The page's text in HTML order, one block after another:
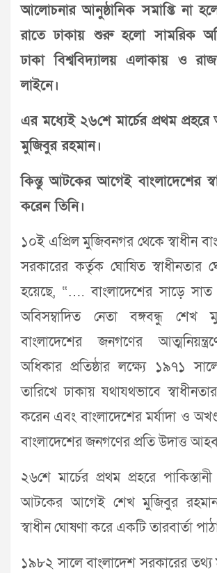
আলোচনার আনুষ্ঠানিক সমাপ্তি না
রাতে ঢাকায় শুরু হলো সামরিক
ঢাকা বিশ্ববিদ্যালয় এলাকায় ও
লাইনে।
এর মধ্যেই ২৬শে মার্চের প্রথম
মুজিবুর রহমান।
কিন্তু আটকের আগেই বাংলাদেশের
করেন তিনি।
১০ই এপ্রিল মুজিবনগর থেকে স্বাধীন
সরকারের কর্তৃক ঘোষিত স্বাধীনতার
হয়েছে, “…. বাংলাদেশের সাড়ে
অবিসম্বাদিত নেতা বঙ্গবন্ধু শেখ
বাংলাদেশের জনগণের
অধিকার প্রতিষ্ঠার লক্ষ্যে ১৯৭১
তারিখে ঢাকায় যথাযথভাবে
করেন এবং বাংলাদেশের মর্যাদা ও
বাংলাদেশের জনগণের প্রতি উদাত্ত
২৬শে মার্চের প্রথম প্রহরে
আটকের আগেই শেখ মুজিবুর রহমান
স্বাধীন ঘোষণা করে একটি তারবার্তা
১৯৮২ সালে বাংলাদেশ সরকারের তথ্য